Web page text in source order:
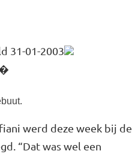
31-01-2003
werd deze week bij de
“Dat was wel een